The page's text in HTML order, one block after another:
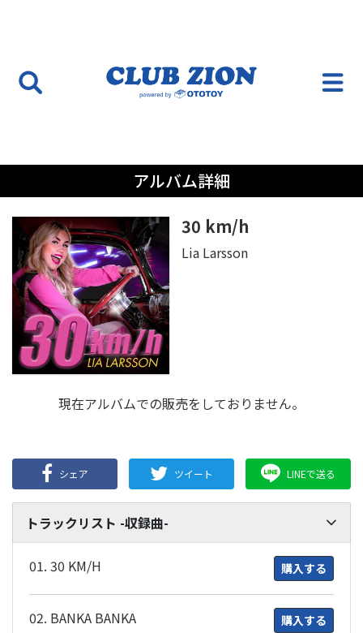
アルバム詳細
30 km/h
Lia Larsson
現在アルバムでの販売をしておりません。
シェア ツイート LINEで送る
トラックリスト -収録曲-
01. 30 KM/H 購入する
02. BANKA BANKA 購入する